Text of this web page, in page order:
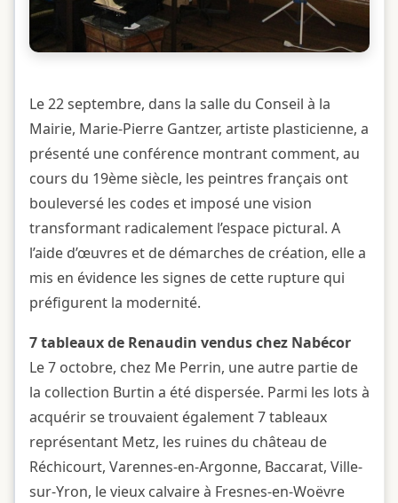
Le 22 septembre, dans la salle du Conseil à la
Mairie, Marie-Pierre Gantzer, artiste plasticienne, a
présenté une conférence montrant comment, au
cours du 19ème siècle, les peintres français ont
bouleversé les codes et imposé une vision
transformant radicalement l’espace pictural. A
l’aide d’œuvres et de démarches de création, elle a
mis en évidence les signes de cette rupture qui
préfigurent la modernité.
7 tableaux de Renaudin vendus chez Nabécor
Le 7 octobre, chez Me Perrin, une autre partie de
la collection Burtin a été dispersée. Parmi les lots à
acquérir se trouvaient également 7 tableaux
représentant Metz, les ruines du château de
Réchicourt, Varennes-en-Argonne, Baccarat, Ville-
sur-Yron, le vieux calvaire à Fresnes-en-Woëvre